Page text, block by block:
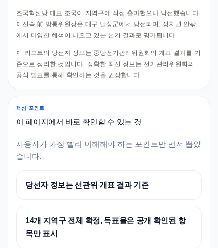
조국혁신당 대표 조국이 지역구에 직접 출마했으나 낙선했습니다.
이진숙 前 방통위원장은 대구 달성군에서 당선되며, 정치권 안팎
에서 다양한 해석이 나오고 있는 선거 결과로 평가됩니다.
이 리포트의 당선자 정보는 중앙선거관리위원회의 개표 결과를 기
준으로 정리한 것입니다. 정확한 최신 정보는 선거관리위원회의
공식 발표를 통해 확인하는 것을 권장합니다.
핵심 포인트
이 페이지에서 바로 확인할 수 있는 것
사용자가 가장 빨리 이해해야 하는 포인트만 먼저 뽑았
습니다.
당선자 정보는 선관위 개표 결과 기준
14개 지역구 전체 확정, 득표율은 공개 확인된 항
목만 표시